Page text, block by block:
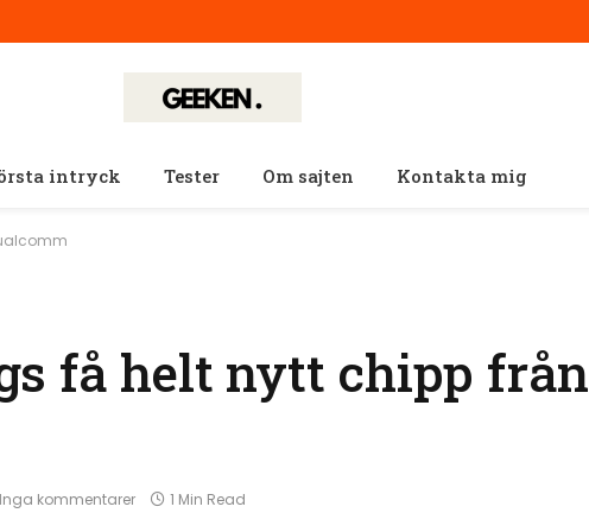
intryck Tester Om sajten Kontakta mig
få helt nytt chipp från
Inga kommentarer 1 Min Read